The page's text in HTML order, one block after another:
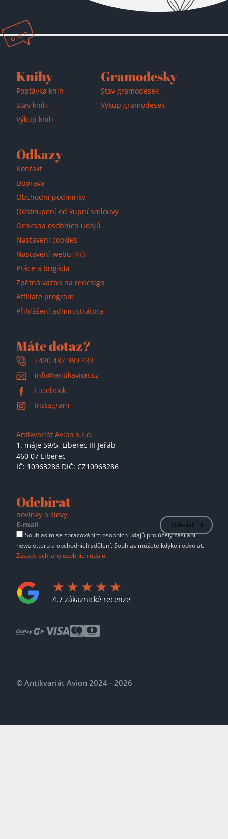
Přidáno do košíku!
Knihy
Poptávka knih
Stav knih
Výkup knih
Gramodesky
Stav gramodesek
Výkup gramodesek
Odkazy
Kontakt
Doprava
Obchodní podmínky
Odstoupení od kupní smlouvy
Ochrana osobních údajů
Nastavení cookies
Nastavení webu (Kč)
Práce a brigáda
Zpětná vazba na redesign
Affiliate program
Přihlášení administrátora
Máte dotaz?
+420 487 989 433
info@antikavion.cz
Facebook
Instagram
Antikvariát Avion s.r.o.
1. máje 59/5, Liberec III-Jeřáb
460 07 Liberec
IČ: 10963286 DIČ: CZ10963286
Odebírat
novinky a slevy
Odeslat
Souhlasím se zpracováním osobních údajů pro účely zasílání
newsletteru a obchodních sdělení. Souhlas můžete kdykoli odvolat.
Zásady ochrany osobních údajů
4.7 zákaznické recenze
© Antikvariát Avion 2024 - 2026